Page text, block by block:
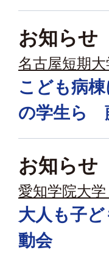
お知らせ
名古屋短期大
こども病
の学生ら
お知らせ
愛知学院大
大人も子
動会